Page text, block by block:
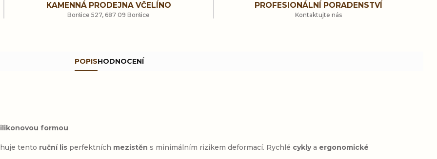
KAMENNÁ PRODEJNA VČELÍNO
Boršice 527, 687 09 Boršice
PROFESIONÁLNÍ PORADENSTVÍ
Kontaktujte nás
POPISHODNOCENÍ
formou
tento ruční lis perfektních mezistěn s minimálním rizikem deformací. Rychlé cyklya ergonomické